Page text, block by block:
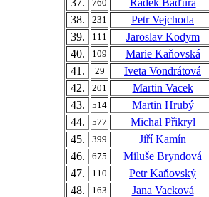
37.
760 Radek Baďura
38.
231 Petr Vejchoda
39.
111 Jaroslav Kodym
40.
109 Marie Kaňovská
41.
29 Iveta Vondrátová
42.
201 Martin Vacek
43.
514 Martin Hrubý
44.
577 Michal Přikryl
45.
399 Jiří Kamín
46.
675 Miluše Bryndová
47.
110 Petr Kaňovský
48.
163 Jana Vacková